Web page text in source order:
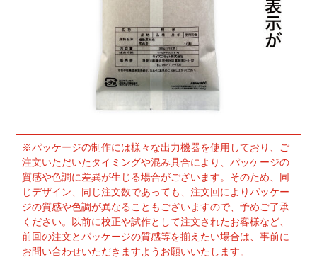
※パッケージの制作には様々な出力機器を使用しており、ご
注文いただいたタイミングや混み具合により、パッケージの
質感や色調に差異が生じる場合がございます。そのため、同
じデザイン、同じ注文数であっても、注文回によりパッケー
ジの質感や色調が異なることもございますので、予めご了承
ください。以前に校正や試作として注文されたお客様など、
前回の注文とパッケージの質感等を揃えたい場合は、事前に
お問い合わせいただきますようお願いいたします。